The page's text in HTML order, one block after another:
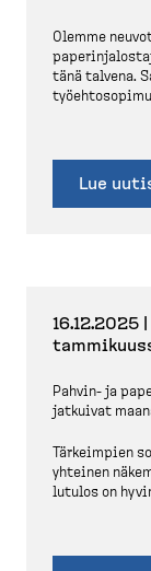
Olemme
tänä talvena.
Lue
16.12.2025
Pahvin-​ ja
jatkuivat
Tärkeimpien
yhteinen
lutulos on